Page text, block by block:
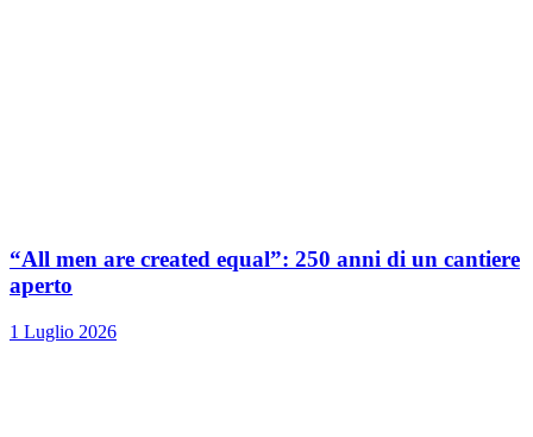
“All men are created equal”: 250 anni di un cantiere
aperto
1 Luglio 2026